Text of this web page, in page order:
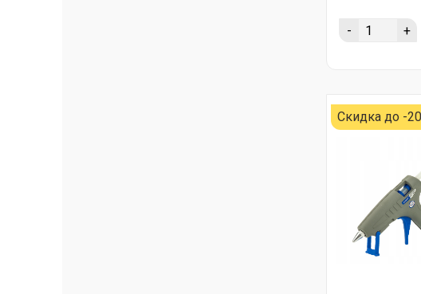
- +
Скидка до -